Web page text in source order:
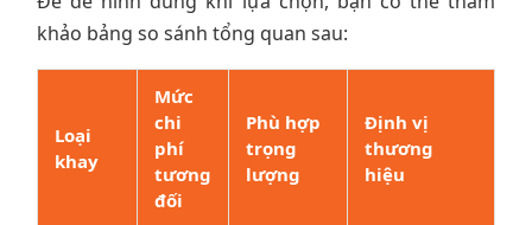
khảo bảng so sánh tổng quan sau:
Loại
khay
Mức
chi
phí
tương
đối
Phù hợp
trọng
lượng
Định vị
thương
hiệu